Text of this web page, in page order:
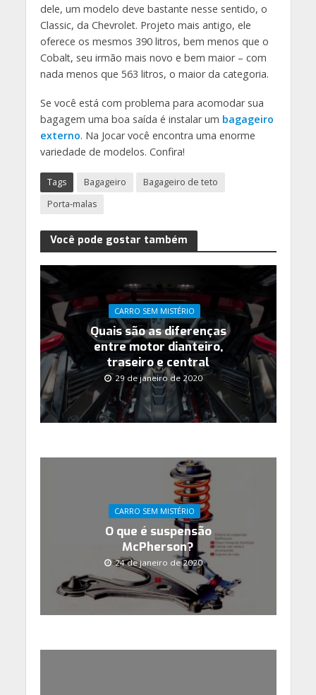
dele, um modelo deve bastante nesse sentido, o
Classic, da Chevrolet. Projeto mais antigo, ele
oferece os mesmos 390 litros, bem menos que o
Cobalt, seu irmão mais novo e bem maior – com
nada menos que 563 litros, o maior da categoria.
Se você está com problema para acomodar sua
bagagem uma boa saída é instalar um bagageiro
externo. Na Jocar você encontra uma enorme
variedade de modelos. Confira!
Tags Bagageiro
Bagageiro de teto
Porta-malas
Você pode gostar também
CARRO SEM MISTÉRIO
Quais são as diferenças
entre motor dianteiro,
traseiro e central
29 de janeiro de 2020
CARRO SEM MISTÉRIO
O que é suspensão
McPherson?
24 de janeiro de 2020